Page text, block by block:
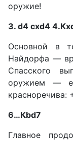
оружие!
3. d4 cxd4
Основной в
Найдорфа —
Спасского
оружием —
красноречива:
6…Кbd7
Главное